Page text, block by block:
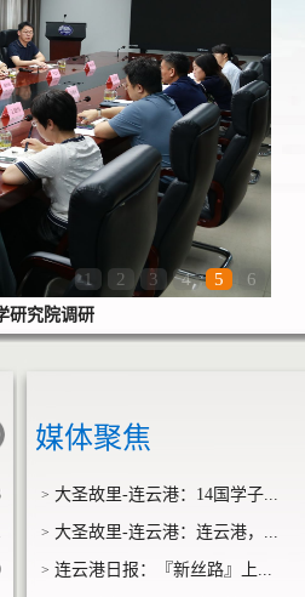
1 2 3 4 5 6
防台风工作
媒体聚焦
> 大圣故里-连云港：14国学子...
> 大圣故里-连云港：连云港，...
> 连云港日报：『新丝路』上...